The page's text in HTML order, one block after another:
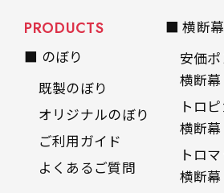
PRODUCTS
■ のぼり
既製のぼり
オリジナルのぼり
ご利用ガイド
よくあるご質問
■ 横断
安価
横断
トロ
横断
トロ
横断